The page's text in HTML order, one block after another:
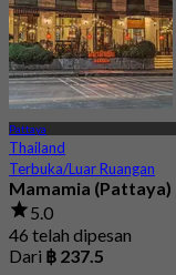
Pattaya
Thailand
Terbuka/Luar Ruangan
Mamamia (Pattaya)
5.0
46 telah dipesan
Dari ฿ 237.5